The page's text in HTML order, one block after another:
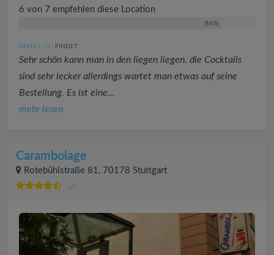
6 von 7 empfehlen diese Location
86%
GERDI.L (12 ) FINDET:
Sehr schön kann man in den liegen liegen. die Cocktails
sind sehr lecker allerdings wartet man etwas auf seine
Bestellung. Es ist eine...
mehr lesen
Carambolage
Rotebühlstraße 81, 70178 Stuttgart
(2)